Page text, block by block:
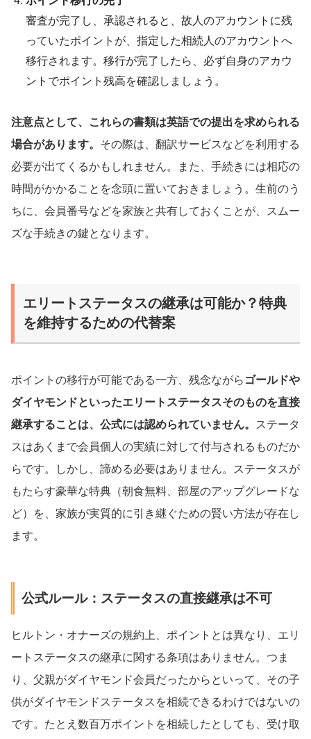
審査が完了し、承認されると、故人のアカウントに残
っていたポイントが、指定した相続人のアカウントへ
移行されます。移行が完了したら、必ず自身のアカウ
ントでポイント残高を確認しましょう。
注意点として、これらの書類は英語での提出を求められる
場合があります。 その際は、翻訳サービスなどを利用する
必要が出てくるかもしれません。また、手続きには相応の
時間がかかることを念頭に置いておきましょう。生前のう
ちに、会員番号などを家族と共有しておくことが、スムー
ズな手続きの鍵となります。
エリートステータスの継承は可能か？特典
を維持するための代替案
ポイントの移行が可能である一方、残念ながら ゴールドや
ダイヤモンドといったエリートステータスそのものを直接
継承することは、公式には認められていません。
ステータ
スはあくまで会員個人の実績に対して付与されるものだか
らです。しかし、諦める必要はありません。ステータスが
もたらす豪華な特典（朝食無料、部屋のアップグレードな
ど）を、家族が実質的に引き継ぐための賢い方法が存在し
ます。
公式ルール：ステータスの直接継承は不可
ヒルトン・オナーズの規約上、ポイントとは異なり、エリ
ートステータスの継承に関する条項はありません。つま
り、父親がダイヤモンド会員だったからといって、その子
供がダイヤモンドステータスを相続できるわけではないの
です。たとえ数百万ポイントを相続したとしても、受け取